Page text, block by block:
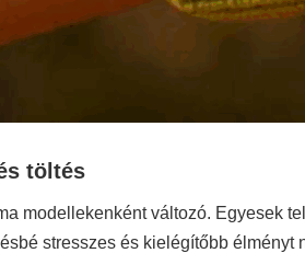
töltés
modellekenként változó. Egyesek
stresszes és kielégítőbb